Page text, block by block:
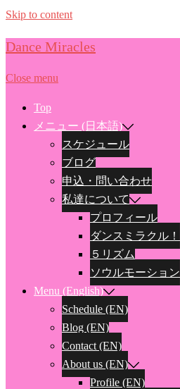
Skip to content
Dance Miracles
Close menu
Top
メニュー (日本語)
スケジュール
ブログ
申込・問い合わせ
私達について
プロフィール
ダンスミラクル！
５リズム
ソウルモーション
Menu (English)
Schedule (EN)
Blog (EN)
Contact (EN)
About us (EN)
Profile (EN)